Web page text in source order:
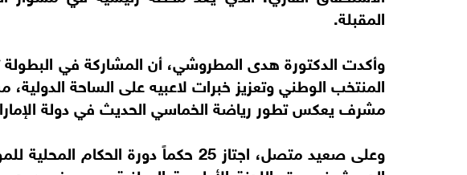
المقبلة.
وأكدت الدكتورة هدى المطروشي، أن المشاركة في البطولة
المنتخب الوطني وتعزيز خبرات لاعبيه على الساحة
مشرف يعكس تطور رياضة الخماسي الحديث في دولة
وعلى صعيد متصل، اجتاز 25 حكماً دورة